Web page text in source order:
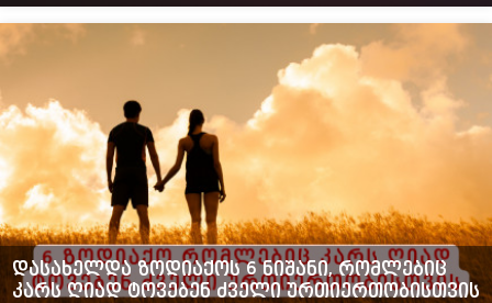
დასახელდა ზოდიაქოს 6 ნიშანი, რომლებიც
კარს ღიად ტოვებენ ძველი ურთიერთობისთვის